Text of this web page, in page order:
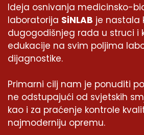
Ideja osnivanja medicinsko-
laboratorija SiNLAB je nastala
dugogodišnjeg rada u struci i
edukacije na svim poljima
dijagnostike.
Primarni cilj nam je ponuditi
ne odstupajući od svjetskih
kao i za praćenje kontrole
najmoderniju opremu.